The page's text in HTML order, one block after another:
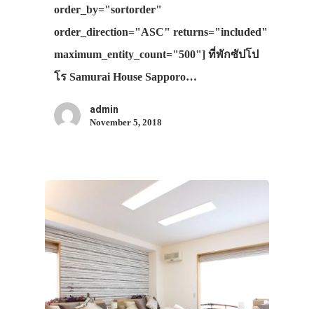
order_by="sortorder"
order_direction="ASC" returns="included"
maximum_entity_count="500"] ที่พักซัปโป
โร Samurai House Sapporo…
admin
November 5, 2018